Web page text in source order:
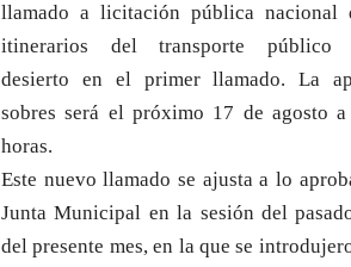
llamado a licitación pública nacional
itinerarios del transporte público
desierto en el primer llamado. La
sobres será el próximo 17 de agosto
horas.
Este nuevo llamado se ajusta a lo
Junta Municipal en la sesión del
del presente mes, en la que se